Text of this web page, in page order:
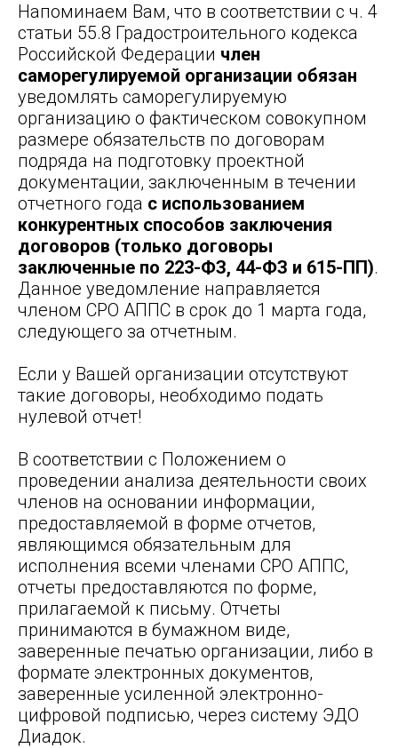
Напоминаем Вам, что в соответствии с ч. 4
статьи 55.8 Градостроительного кодекса
Российской Федерации член
саморегулируемой организации обязан
уведомлять саморегулируемую
организацию о фактическом совокупном
размере обязательств по договорам
подряда на подготовку проектной
документации, заключенным в течении
отчетного года с использованием
конкурентных способов заключения
договоров (только договоры
заключенные по 223-ФЗ, 44-ФЗ и 615-ПП).
Данное уведомление направляется
членом СРО АППС в срок до 1 марта года,
следующего за отчетным.
Если у Вашей организации отсутствуют
такие договоры, необходимо подать
нулевой отчет!
В соответствии с Положением о
проведении анализа деятельности своих
членов на основании информации,
предоставляемой в форме отчетов,
являющимся обязательным для
исполнения всеми членами СРО АППС,
отчеты предоставляются по форме,
прилагаемой к письму. Отчеты
принимаются в бумажном виде,
заверенные печатью организации, либо в
формате электронных документов,
заверенные усиленной электронно-
цифровой подписью, через систему ЭДО
Диадок.